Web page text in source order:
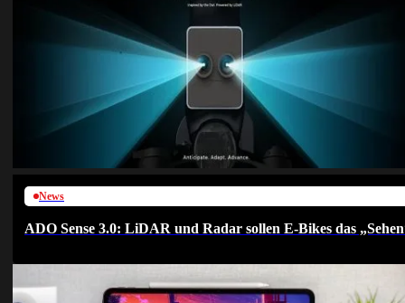
News
ADO Sense 3.0: LiDAR und Radar sollen E-Bikes das